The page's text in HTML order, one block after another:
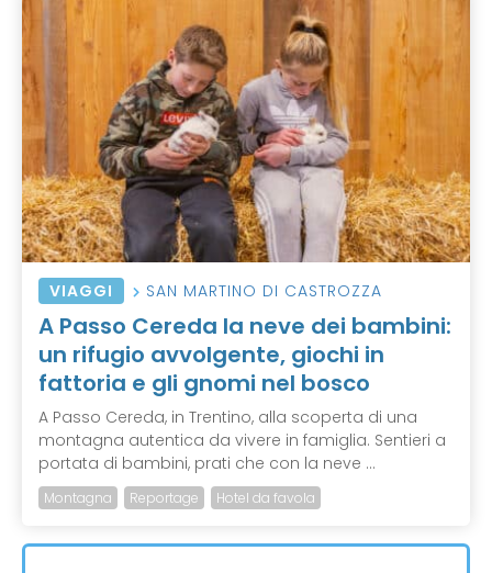
VIAGGI SAN MARTINO DI CASTROZZA
A Passo Cereda la neve dei bambini:
un rifugio avvolgente, giochi in
fattoria e gli gnomi nel bosco
A Passo Cereda, in Trentino, alla scoperta di una
montagna autentica da vivere in famiglia. Sentieri a
portata di bambini, prati che con la neve ...
Montagna Reportage Hotel da favola